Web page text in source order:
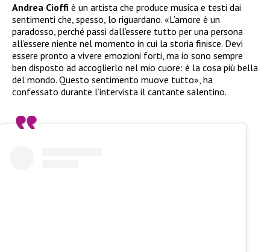
Andrea Cioffi è un artista che produce musica e testi dai
sentimenti che, spesso, lo riguardano. «L’amore è un
paradosso, perché passi dall’essere tutto per una persona
all’essere niente nel momento in cui la storia finisce. Devi
essere pronto a vivere emozioni forti, ma io sono sempre
ben disposto ad accoglierlo nel mio cuore: è la cosa più bella
del mondo. Questo sentimento muove tutto», ha
confessato durante l’intervista il cantante salentino.